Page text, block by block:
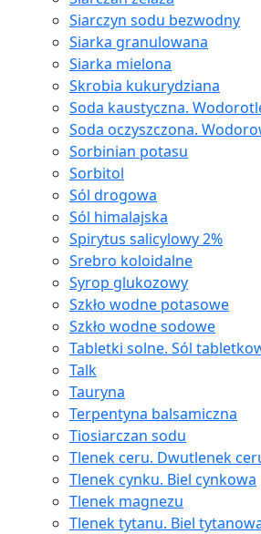
Siarczyn sodu bezwodny
Siarka granulowana
Siarka mielona
Skrobia kukurydziana
Soda kaustyczna.
Soda oczyszczona.
Sorbinian potasu
Sorbitol
Sól drogowa
Sól himalajska
Spirytus salicylowy 2%
Srebro koloidalne
Syrop glukozowy
Szkło wodne potasowe
Szkło wodne sodowe
Tabletki solne. Sól
Talk
Tauryna
Terpentyna balsamiczna
Tiosiarczan sodu
Tlenek ceru. Dwutlenek
Tlenek cynku. Biel cynkowa
Tlenek magnezu
Tlenek tytanu. Biel